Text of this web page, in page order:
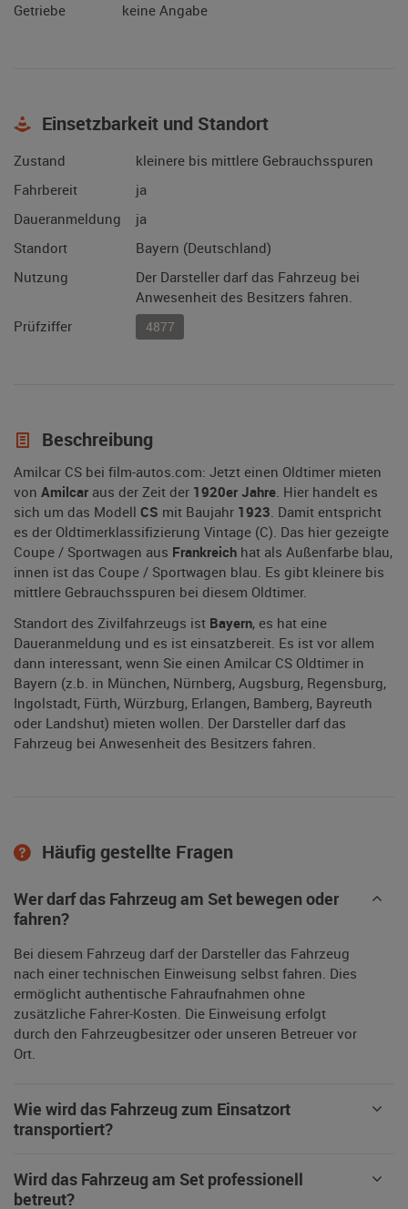
Getriebe
keine Angabe
Einsetzbarkeit und Standort
Zustand
kleinere bis mittlere Gebrauchsspuren
Fahrbereit
ja
Daueranmeldung
ja
Standort
Bayern (Deutschland)
Nutzung
Der Darsteller darf das Fahrzeug bei
Anwesenheit des Besitzers fahren.
Prüfziffer
4877
Beschreibung
Amilcar CS bei film-autos.com: Jetzt einen Oldtimer mieten
von Amilcar aus der Zeit der 1920er Jahre. Hier handelt es
sich um das Modell CS mit Baujahr 1923. Damit entspricht
es der Oldtimerklassifizierung Vintage (C). Das hier gezeigte
Coupe / Sportwagen aus Frankreich hat als Außenfarbe blau,
innen ist das Coupe / Sportwagen blau. Es gibt kleinere bis
mittlere Gebrauchsspuren bei diesem Oldtimer.
Standort des Zivilfahrzeugs ist Bayern, es hat eine
Daueranmeldung und es ist einsatzbereit. Es ist vor allem
dann interessant, wenn Sie einen Amilcar CS Oldtimer in
Bayern (z.b. in München, Nürnberg, Augsburg, Regensburg,
Ingolstadt, Fürth, Würzburg, Erlangen, Bamberg, Bayreuth
oder Landshut) mieten wollen. Der Darsteller darf das
Fahrzeug bei Anwesenheit des Besitzers fahren.
Häufig gestellte Fragen
Wer darf das Fahrzeug am Set bewegen oder
fahren?
Bei diesem Fahrzeug darf der Darsteller das Fahrzeug
nach einer technischen Einweisung selbst fahren. Dies
ermöglicht authentische Fahraufnahmen ohne
zusätzliche Fahrer-Kosten. Die Einweisung erfolgt
durch den Fahrzeugbesitzer oder unseren Betreuer vor
Ort.
Wie wird das Fahrzeug zum Einsatzort
transportiert?
Wird das Fahrzeug am Set professionell
betreut?